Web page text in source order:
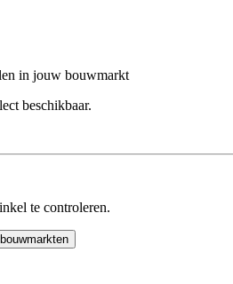
in jouw bouwmarkt
beschikbaar.
te controleren.